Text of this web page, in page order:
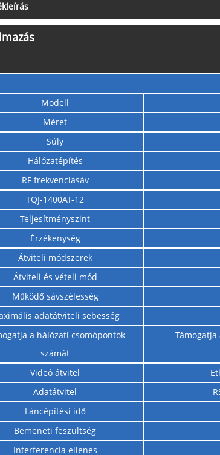
elektromos vezetékek ellenőrzése, olajvezeték járőrözés,
mobil biztonság és katonai felderítés.
és paraméterek
Modell
Méret
Súly
Hálózatépítés
RF frekvenciasáv
TQJ-1400AT-12
Teljesítményszint
Érzékenység
Átviteli módszerek
Átviteli és vételi mód
Működő sávszélesség
adatátviteli sebesség
a hálózati csomópontok
számát
Videó átvitel
Adatátvitel
Láncépítési idő
Bemeneti feszültség
Interferencia ellenes